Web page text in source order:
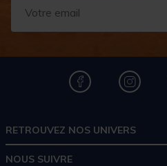
RETROUVEZ NOS UNIVERS
NOUS SUIVRE